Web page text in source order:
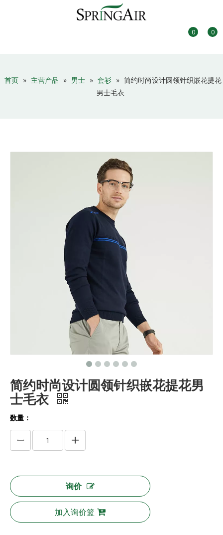
0 0
首页 » 主营产品 » 男士 » 套衫 » 简约时尚设计圆领针织嵌花提花
男士毛衣
简约时尚设计圆领针织嵌花提花男
士毛衣
数量：
询价
加入询价篮